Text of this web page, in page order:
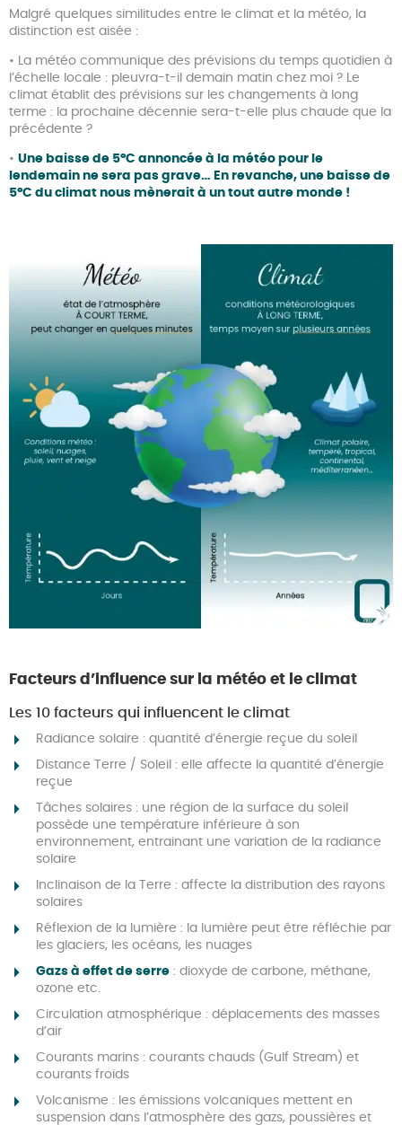
Malgré quelques similitudes entre le climat et la météo, la
distinction est aisée :
• La météo communique des prévisions du temps quotidien à
l’échelle locale : pleuvra-t-il demain matin chez moi ? Le
climat établit des prévisions sur les changements à long
terme : la prochaine décennie sera-t-elle plus chaude que la
précédente ?
• Une baisse de 5°C annoncée à la météo pour le
lendemain ne sera pas grave… En revanche, une baisse de
5°C du climat nous mènerait à un tout autre monde !
Facteurs d’influence sur la météo et le climat
Les 10 facteurs qui influencent le climat
Radiance solaire : quantité d’énergie reçue du soleil
Distance Terre / Soleil : elle affecte la quantité d’énergie
reçue
Tâches solaires : une région de la surface du soleil
possède une température inférieure à son
environnement, entrainant une variation de la radiance
solaire
Inclinaison de la Terre : affecte la distribution des rayons
solaires
Réflexion de la lumière : la lumière peut être réfléchie par
les glaciers, les océans, les nuages
Gazs à effet de serre : dioxyde de carbone, méthane,
ozone etc.
Circulation atmosphérique : déplacements des masses
d’air
Courants marins : courants chauds (Gulf Stream) et
courants froids
Volcanisme : les émissions volcaniques mettent en
suspension dans l’atmosphère des gazs, poussières et